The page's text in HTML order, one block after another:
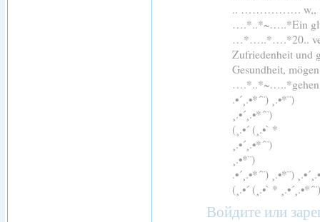
.. …………….
….*..*~…..*Ein
…*…..*….*20..
Zufriedenheit
Gesundheit,
.•´¸.•*´¨) ¸.•*¨)
¸.•´¸.•*´¨)
(¸.•´ (¸.•` *
¸.•´¸.•*´¨)
¸.•*¨)
.•´¸.•*´¨) ¸.•*¨)
(¸.•´ (¸.•` *
Войдите или